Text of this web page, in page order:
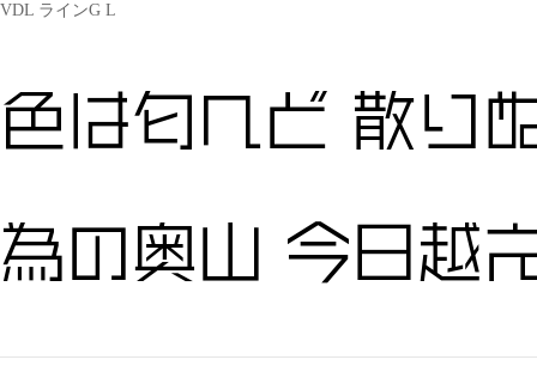
VDL ラインG L
色は匂へど 散り
為の奥山 今日越